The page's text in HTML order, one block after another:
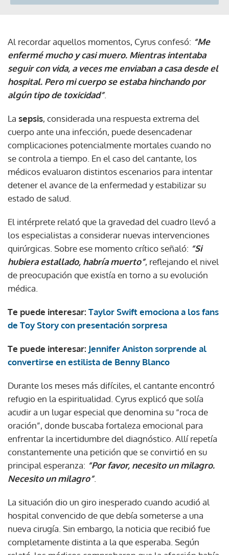
Al recordar aquellos momentos, Cyrus confesó: “Me
enfermé mucho y casi muero. Mientras intentaba
seguir con vida, a veces me enviaban a casa desde el
hospital. Pero mi cuerpo se estaba hinchando por
algún tipo de toxicidad”.
La sepsis, considerada una respuesta extrema del
cuerpo ante una infección, puede desencadenar
complicaciones potencialmente mortales cuando no
se controla a tiempo. En el caso del cantante, los
médicos evaluaron distintos escenarios para intentar
detener el avance de la enfermedad y estabilizar su
estado de salud.
El intérprete relató que la gravedad del cuadro llevó a
los especialistas a considerar nuevas intervenciones
quirúrgicas. Sobre ese momento crítico señaló: “Si
hubiera estallado, habría muerto”, reflejando el nivel
de preocupación que existía en torno a su evolución
médica.
Te puede interesar: Taylor Swift emociona a los fans
de Toy Story con presentación sorpresa
Te puede interesar: Jennifer Aniston sorprende al
convertirse en estilista de Benny Blanco
Durante los meses más difíciles, el cantante encontró
refugio en la espiritualidad. Cyrus explicó que solía
acudir a un lugar especial que denomina su “roca de
oración”, donde buscaba fortaleza emocional para
enfrentar la incertidumbre del diagnóstico. Allí repetía
constantemente una petición que se convirtió en su
principal esperanza: “Por favor, necesito un milagro.
Necesito un milagro”.
La situación dio un giro inesperado cuando acudió al
hospital convencido de que debía someterse a una
nueva cirugía. Sin embargo, la noticia que recibió fue
completamente distinta a la que esperaba. Según